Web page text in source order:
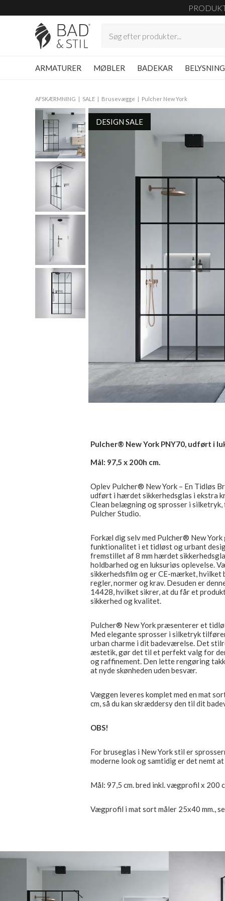
ARMATURER MØBLER BADEKAR BELYSNING
AFSKÆRMNING SALE Brusevægge Pulcher New York
DESIGN SALE
Pulcher® New York PNY70, udført i
Mål: 97,5 x 200h cm.
Oplev Pulcher® New York – En Tidløs
udført i hærdet sikkerhedsglas i ekstra
Clean belægning og sprosser i
Pulcher Studio.
Forkæl dig selv med Pulcher® New
funktionalitet i et tidløst og urbant
fremstillet af 8 mm hærdet
holdbarhed og en luksuriøs oplevelse.
sikkerhedsfilm og er CE-mærket,
regler, normer og krav. Desuden er
14428, hvilket sikrer, at du får et
sikkerhed og kvalitet.
Pulcher® New York præsenterer et
Med elegante sprosser i silketryk
urban charme i dit badeværelse. Det
æstetik, gør det til et perfekt valg for
og raffinement. Den lette rengøring
at nyde skønheden uden besvær.
Væggen leveres komplet med en mat
cm, så du kan skræddersy den til dit
OBS!
For bruseglas i New York stil er
moderne look og samtidig er det nemt
Mål: 97,5 cm. bred inkl. vægprofil x 200
Vægprofil i mat sort måler 25x40 mm.,